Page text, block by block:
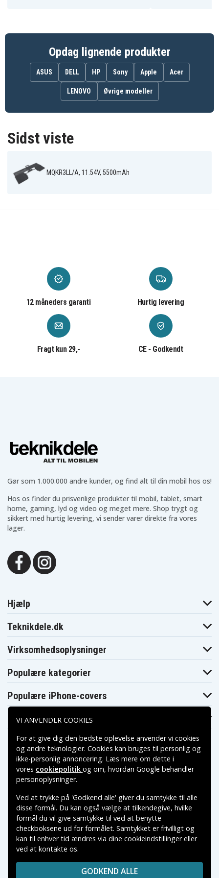
8612) 2023
Opdag lignende produkter
ASUS DELL HP Sony Apple Acer
LENOVO Øvrige modeller
Sidst viste
MQKR3LL/A, 11.54V, 5500mAh
12 måneders garanti Hurtig levering
Fragt kun 29,- CE - Godkendt
Gør som 1.000.000 andre kunder, og find alt til din mobil hos os!
Hos os finder du prisvenlige produkter til mobil, tablet, smart
home, gaming, lyd og video og meget mere. Shop trygt og
sikkert med hurtig levering, vi sender varer direkte fra vores
lager.
Hjælp
Teknikdele.dk
Virksomhedsoplysninger
Populære kategorier
Populære iPhone-covers
Populære Samsung-covers
Betalingsmuligheder
Leveringsmuligheder
Copyright © 2026, Spares Nordic AB
VAREMÆRKER NÆVNT PÅ DETTE WEB TILHØRER DE
RESPEKTIVE VAREMÆRKERS-EJER.
VI ANVENDER COOKIES
For at give dig den bedste oplevelse anvender vi cookies
og andre teknologier. Cookies kan bruges til personlig og
ikke-personlig annoncering. Læs mere om dette i
vores cookiepolitik og om, hvordan Google behandler
personoplysninger.
Ved at trykke på 'Godkend alle' giver du samtykke til alle
disse formål. Du kan også vælge at tilkendegive, hvilke
formål du vil give samtykke til ved at benytte
checkboksene ud for formålet. Samtykket er frivilligt og
kan til enhver tid ændres via dine cookieindstillinger eller
ved at kontakte os.
GODKEND ALLE